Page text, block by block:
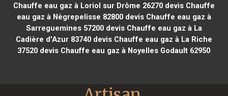
Chauffe eau gaz à Loriol sur Drôme 26270devis Chauffe
eau gaz à Nègrepelisse 82800devis Chauffe eau gaz à
Sarreguemines 57200devis Chauffe eau gaz à La
Cadière d'Azur 83740devis Chauffe eau gaz à La Riche
37520 devis Chauffe eau gaz à Noyelles Godault 62950